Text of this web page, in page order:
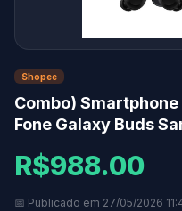
Shopee
Combo) Smartphone
Fone Galaxy Buds
R$988.00
📅 Publicado em 27/05/2026